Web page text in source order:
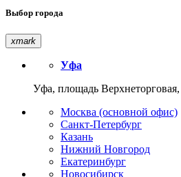
Выбор города
xmark
Уфа
Уфа, площадь
Москва (основной офис)
Санкт-Петербург
Казань
Нижний Новгород
Екатеринбург
Новосибирск